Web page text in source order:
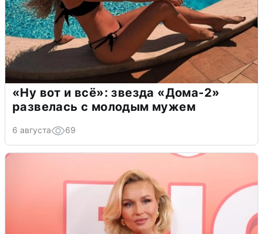
«Ну вот и всё»: звезда «Дома-2»
развелась с молодым мужем
6 августа 69